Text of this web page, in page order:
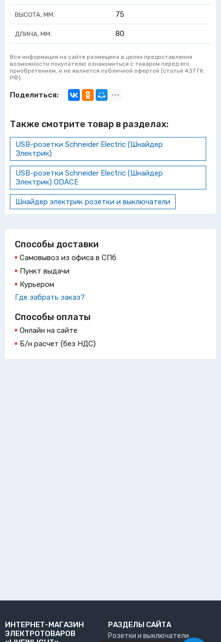
ВЫСОТА, ММ. 75
ДЛИНА, ММ. 80
Вся информация на сайте размещена в целях предоставления
возможности покупателю ознакомиться с товаром перед его
приобретением, и не является публичной офертой (статья 437 ГК
РФ).
Поделиться:
Также смотрите товар в разделах:
USB-розетки Schneider Electric (Шнайдер
Электрик)
USB-розетки Schneider Electric (Шнайдер
Электрик) ODACE
Шнайдер электрик розетки и выключатели
Способы доставки
Самовывоз из офиса в СПб
Пункт выдачи
Курьером
Где забрать заказ?
Способы оплаты
Онлайн на сайте
Б/н расчет (без НДС)
ИНТЕРНЕТ-МАГАЗИН
ЭЛЕКТРОТОВАРОВ
РАЗДЕЛЫ САЙТА
Розетки и выключатели